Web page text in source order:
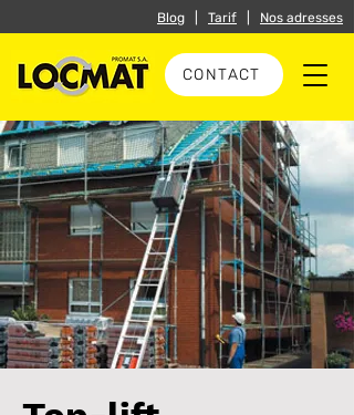
CONTACT
Blog Tarif Nos adresses